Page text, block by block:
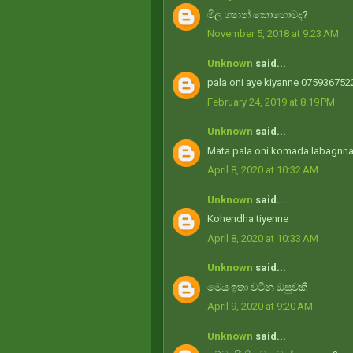
මිල ගනන් කොහොමද?
November 5, 2018 at 9:23 AM
Unknown said...
pala oni aye kiyanne
February 24, 2019 at 8:19 PM
Unknown said...
Mata pala oni komada
April 8, 2020 at 10:32 AM
Unknown said...
Kohendha tiyenne
April 8, 2020 at 10:33 AM
Unknown said...
මෙය ඉතා වටින ඔසුවකී
April 9, 2020 at 9:20 AM
Unknown said...